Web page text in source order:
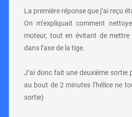
La première réponse que j’ai reçu
On m’expliquait comment
moteur, tout en évitant de mettre
dans l’axe de la tige.
J’ai donc fait une deuxième sortie
au bout de 2 minutes l’hélice ne
sortie)